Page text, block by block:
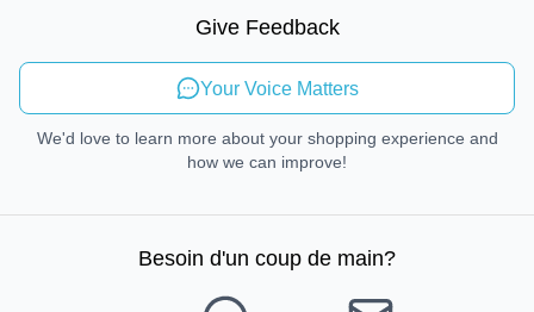
Envoyer des commentaires
Give Feedback
Your Voice Matters
We'd love to learn more about your shopping experience and
how we can improve!
Besoin d'un coup de main?